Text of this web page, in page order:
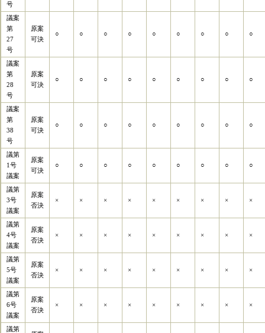
号
議案
第
27
号
原案
可決
○ ○ ○ ○ ○ ○ ○ ○ ○
議案
第
28
号
原案
可決
○ ○ ○ ○ ○ ○ ○ ○ ○
議案
第
38
号
原案
可決
○ ○ ○ ○ ○ ○ ○ ○ ○
議第
1号
議案
原案
可決
○ ○ ○ ○ ○ ○ ○ ○ ○
議第
3号
議案
原案
否決
× × × × × × × × ×
議第
4号
議案
原案
否決
× × × × × × × × ×
議第
5号
議案
原案
否決
× × × × × × × × ×
議第
6号
議案
原案
否決
× × × × × × × × ×
議第